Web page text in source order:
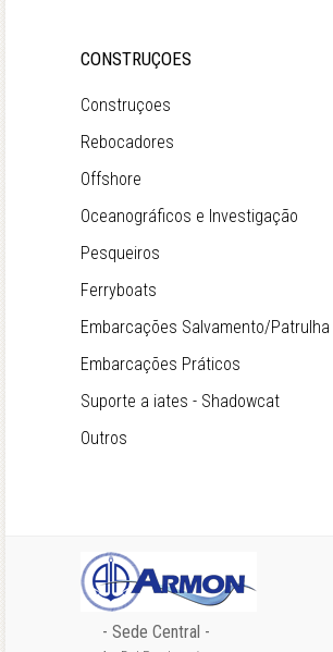
CONSTRUÇOES
Construçoes
Rebocadores
Offshore
Oceanográficos e Investigação
Pesqueiros
Ferryboats
Embarcações Salvamento/Patrulha
Embarcações Práticos
Suporte a iates - Shadowcat
Outros
- Sede Central -